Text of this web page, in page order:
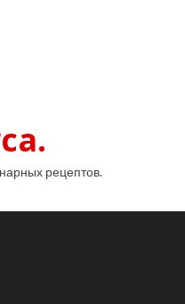
рецептов.